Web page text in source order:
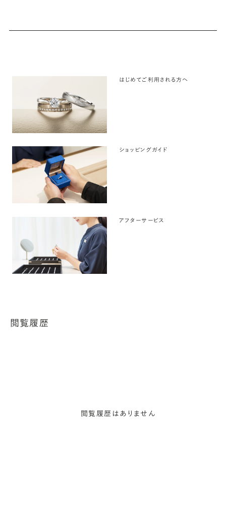
はじめてご利用される方へ
ショッピングガイド
アフターサービス
閲覧履歴
閲覧履歴はありません